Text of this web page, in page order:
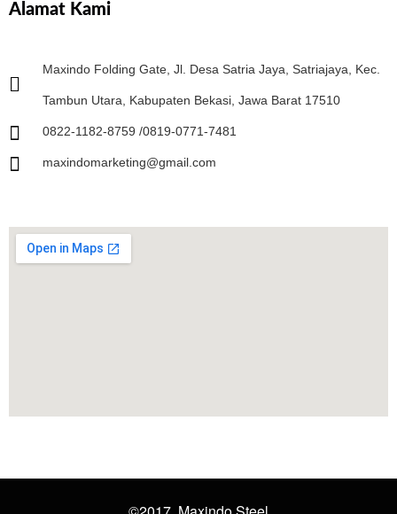
Alamat Kami
Maxindo Folding Gate, Jl. Desa Satria Jaya, Satriajaya, Kec.
Tambun Utara, Kabupaten Bekasi, Jawa Barat 17510
0822-1182-8759 /0819-0771-7481
maxindomarketing@gmail.com